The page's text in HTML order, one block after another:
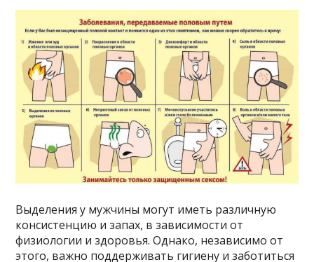
Выделения у мужчины могут иметь различную
консистенцию и запах, в зависимости от
физиологии и здоровья. Однако, независимо от
этого, важно поддерживать гигиену и заботиться